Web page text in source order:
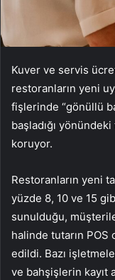
Kuver ve servis
restoranların yeni
fişlerinde “gönüllü
başladığı
koruyor.
Restoranların yeni
yüzde 8, 10 ve 15
sunulduğu,
halinde tutarın
edildi. Bazı
ve bahşişlerin kayıt